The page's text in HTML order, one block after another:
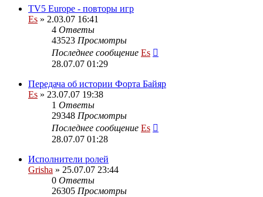
TV5 Europe - повторы игр
Es » 2.03.07 16:41
4 Ответы
43523 Просмотры
Последнее сообщение Es
28.07.07 01:29
Передача об истории Форта Байяр
Es » 23.07.07 19:38
1 Ответы
29348 Просмотры
Последнее сообщение Es
28.07.07 01:28
Исполнители ролей
Grisha » 25.07.07 23:44
0 Ответы
26305 Просмотры